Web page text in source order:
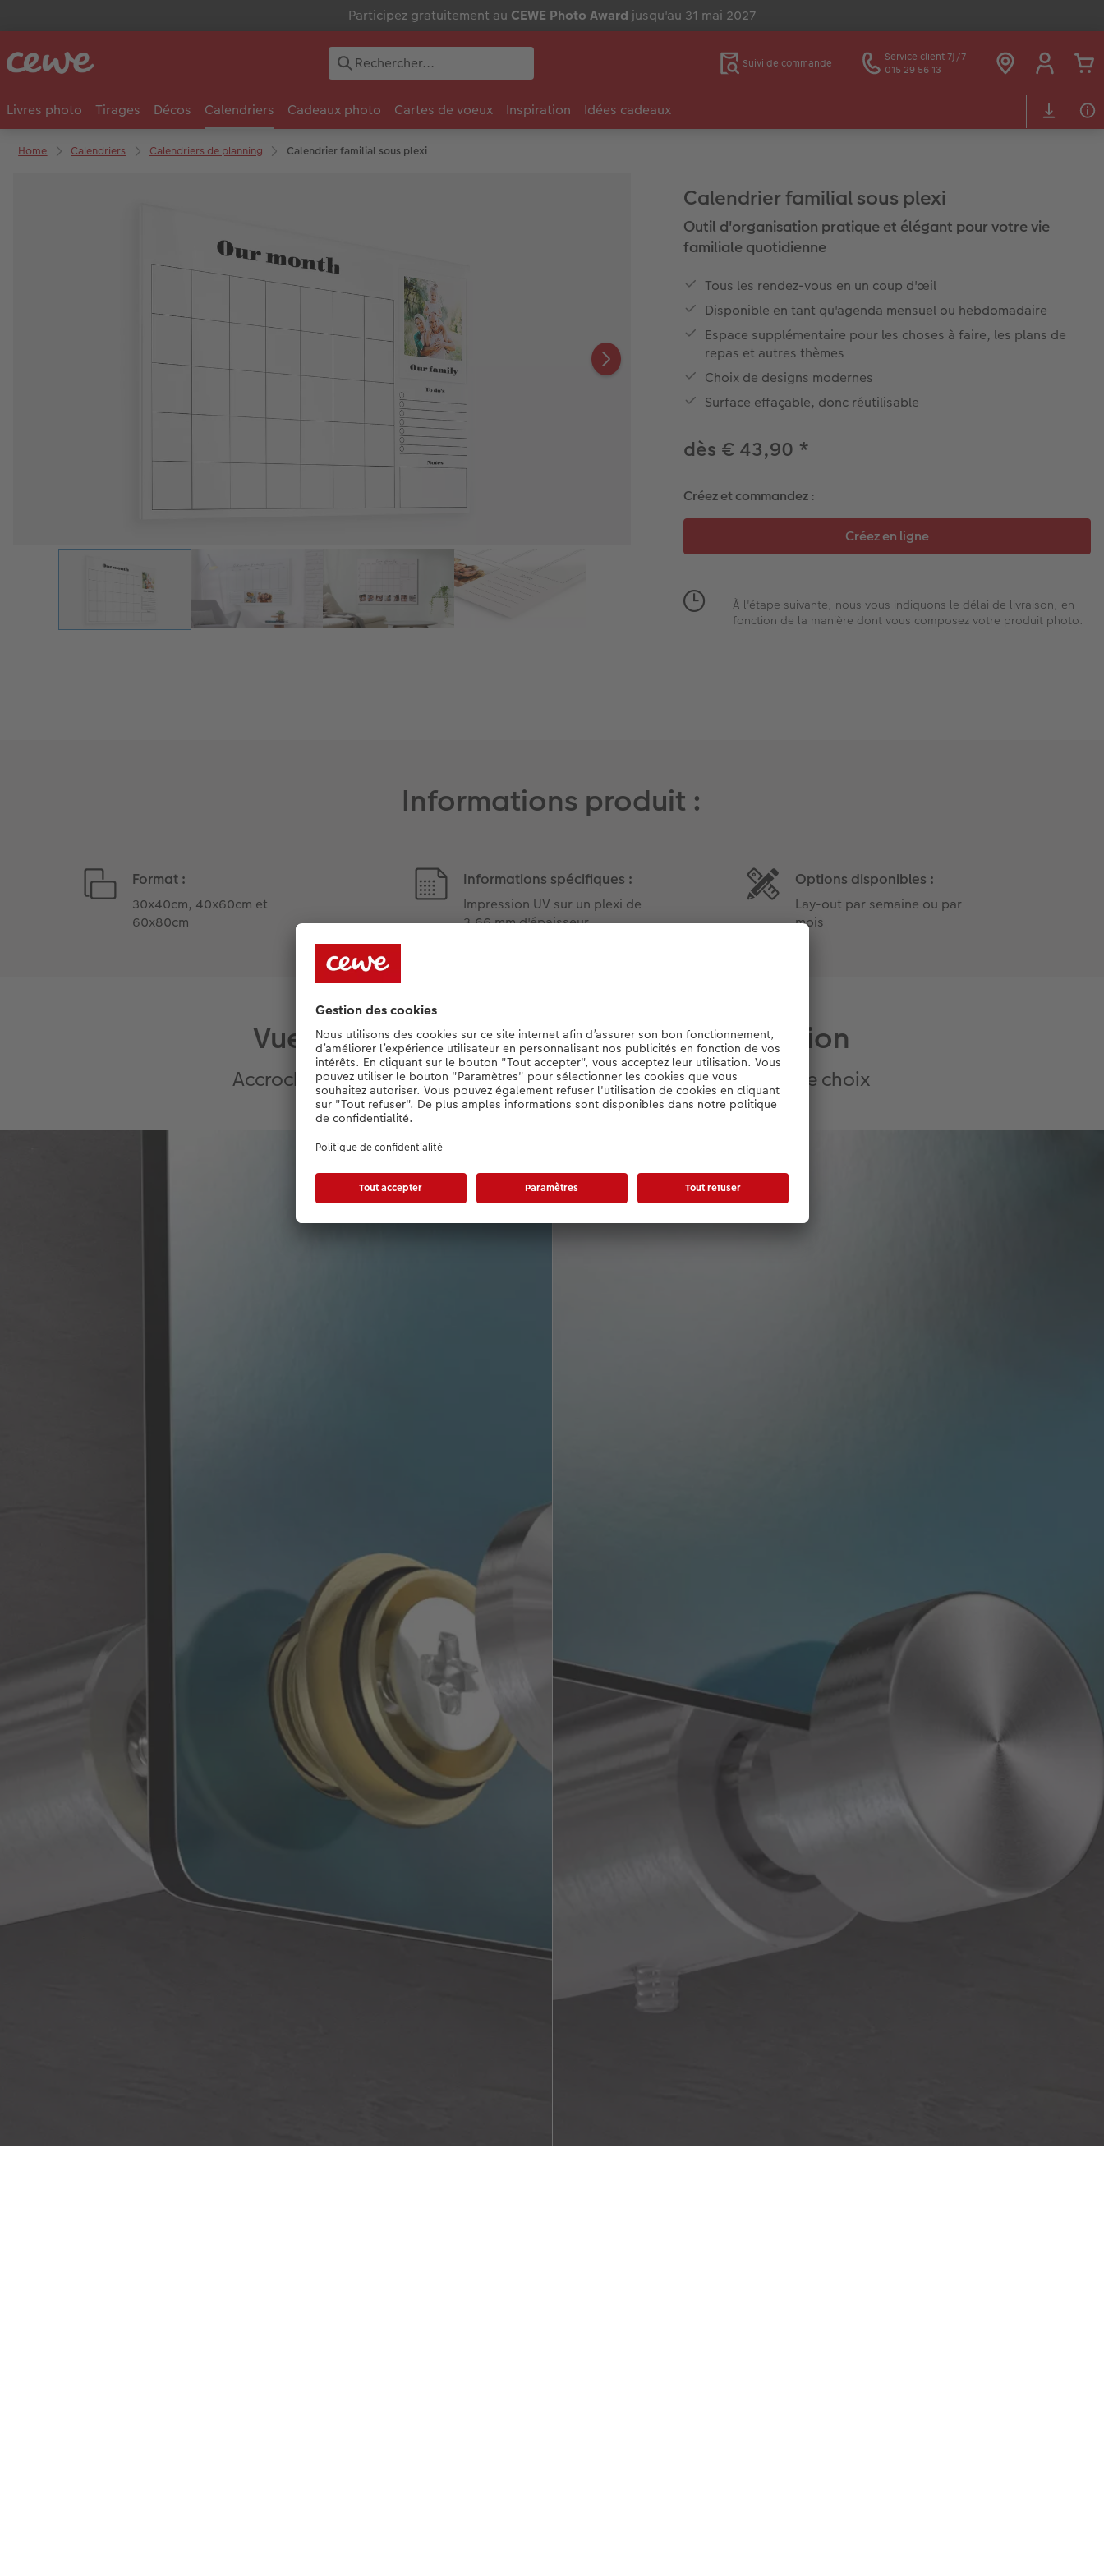
Participez gratuitement au CEWE Photo Award jusqu'au 31 mai 2027
Suivi de commande
Service client 7J/7
015 29 56 13
Livres photo Tirages Décos Calendriers Cadeaux photo Cartes de voeux Inspiration Idées cadeaux
Home Calendriers Calendriers de planning Calendrier familial sous plexi
Calendrier familial sous plexi
Outil d'organisation pratique et élégant pour votre vie
familiale quotidienne
Tous les rendez-vous en un coup d'œil
Disponible en tant qu'agenda mensuel ou hebdomadaire
Espace supplémentaire pour les choses à faire, les plans de
repas et autres thèmes
Choix de designs modernes
Surface effaçable, donc réutilisable
dès € 43,90 *
Créez et commandez :
À l'étape suivante, nous vous indiquons le délai de livraison, en
fonction de la manière dont vous composez votre produit photo.
Informations produit :
Format :
30x40cm, 40x60cm et
60x80cm
Informations spécifiques :
Impression UV sur un plexi de
3,66 mm d'épaisseur
Options disponibles :
Lay-out par semaine ou par
mois
Vue d'ensemble de nos systèmes de fixation
Accrochez vos photos au mur avec le système de fixation de votre choix